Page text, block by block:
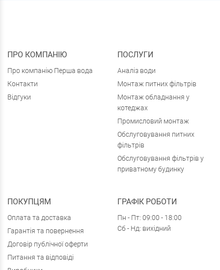
ПРО КОМПАНІЮ
Про компанію Перша вода
Контакти
Відгуки
ПОСЛУГИ
Аналіз води
Монтаж питних фільтрів
Монтаж обладнання у
котеджах
Промисловий монтаж
Обслуговування питних
фільтрів
Обслуговування фільтрів у
приватному будинку
ПОКУПЦЯМ
Оплата та доставка
Гарантія та повернення
Договір публічної оферти
Питання та відповіді
ГРАФІК РОБОТИ
Пн - Пт: 09:00 - 18:00
Сб - Нд: вихідний